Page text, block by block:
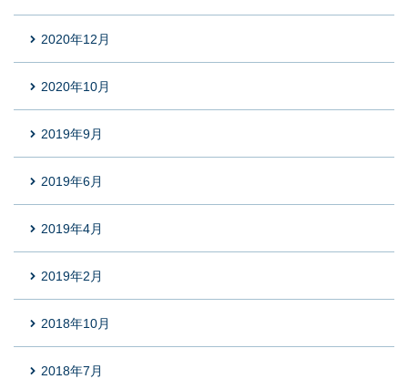
2020年12月
2020年10月
2019年9月
2019年6月
2019年4月
2019年2月
2018年10月
2018年7月